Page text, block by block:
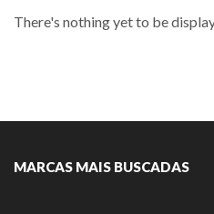
There's nothing yet to be
MARCAS MAIS BUSCADAS